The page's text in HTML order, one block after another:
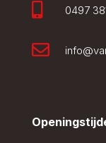
 0497
